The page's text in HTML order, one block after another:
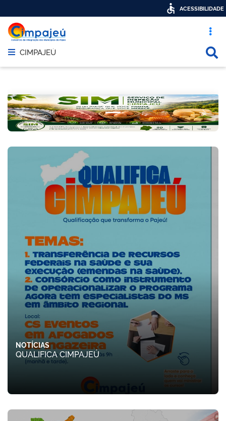
Acesso
Abrir menu principal de navegação
CIMPAJEÚ
NOTÍCIAS
QUALIFICA CIMPAJEÚ
ACESSIBILIDADE